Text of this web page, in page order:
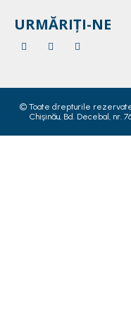
URMĂRIȚI-NE
© Toate drepturile rezervate
Chişinău, Bd. Decebal, nr.